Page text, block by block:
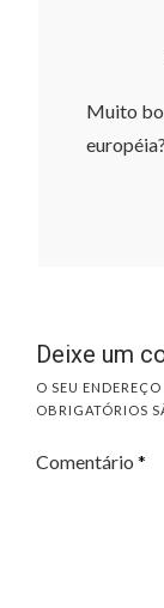
Muito
Deixe um
O SEU
OBRIGATÓRIOS
Comentário *